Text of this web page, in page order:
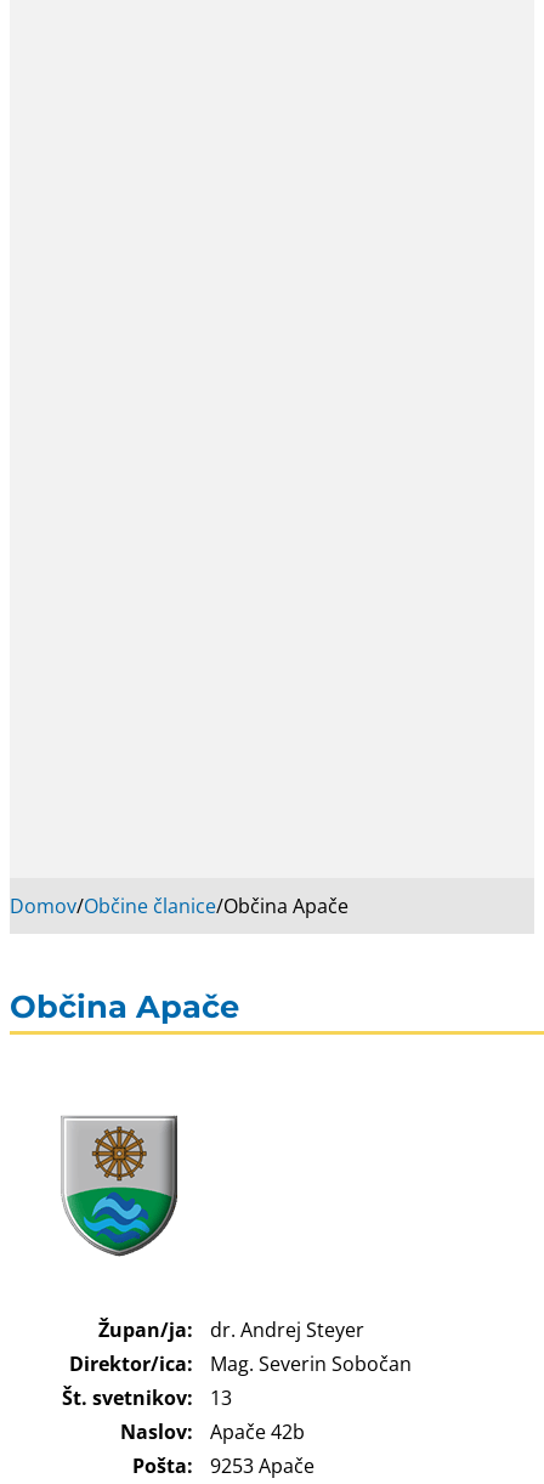
Domov/Občine članice/Občina Apače
Občina Apače
Župan/ja:
dr. Andrej Steyer
Direktor/ica:
Mag. Severin Sobočan
Št. svetnikov:
13
Naslov:
Apače 42b
Pošta:
9253 Apače